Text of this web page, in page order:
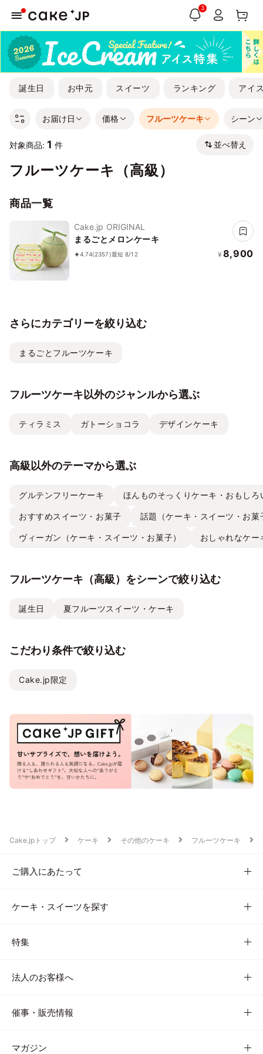
3
誕生日 お中元 スイーツ ランキング アイ
お届け日 価格 フルーツケーキ シーン
対象商品: 1 件 並べ替え
フルーツケーキ（高級）
商品一覧
Cake.jp ORIGINAL
まるごとメロンケーキ
4.74(2357)最短 8/12 ¥ 8,900
さらにカテゴリーを絞り込む
まるごとフルーツケーキ
フルーツケーキ以外のジャンルから選ぶ
ティラミス ガトーショコラ デザインケーキ
高級以外のテーマから選ぶ
グルテンフリーケーキ ほんものそっくりケーキ・おもしろ
おすすめスイーツ・お菓子 話題（ケーキ・スイーツ・お菓
ヴィーガン（ケーキ・スイーツ・お菓子） おしゃれなケー
フルーツケーキ（高級）をシーンで絞り込む
誕生日 夏フルーツスイーツ・ケーキ
こだわり条件で絞り込む
Cake.jp限定
Cake.jpトップ ケーキ その他のケーキ フルーツケーキ
ご購入にあたって
ケーキ・スイーツを探す
特集
法人のお客様へ
催事・販売情報
マガジン